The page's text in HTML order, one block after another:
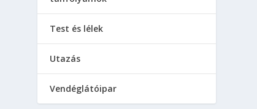
Test és lélek
Utazás
Vendéglátóipar